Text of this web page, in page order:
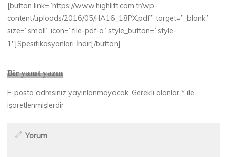
[button link=”https://www.highlift.com.tr/wp-
content/uploads/2016/05/HA16_18PX.pdf” target=”_blank”
size=”small” icon=”file-pdf-o” style_button=”style-
1″]Spesifikasyonları İndir[/button]
Bir yanıt yazın
E-posta adresiniz yayınlanmayacak. Gerekli alanlar* ile
işaretlenmişlerdir